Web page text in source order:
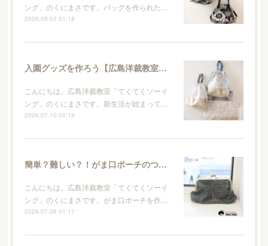
ング」のくにまさです。バッグを作られた…
2026.08.03 01:18
入園グッズを作ろう【広島洋裁教室・てくてくソーイング】
こんにちは。広島洋裁教室「てくてくソーイ
ング」のくにまさです。新生活が始まって…
2026.07.10 00:19
簡単？難しい？！がま口ポーチのつくり方【広島洋裁教室・てくてくソーイング】
こんにちは。広島洋裁教室「てくてくソーイ
ング」のくにまさです。がま口ポーチを作…
2026.07.06 01:17